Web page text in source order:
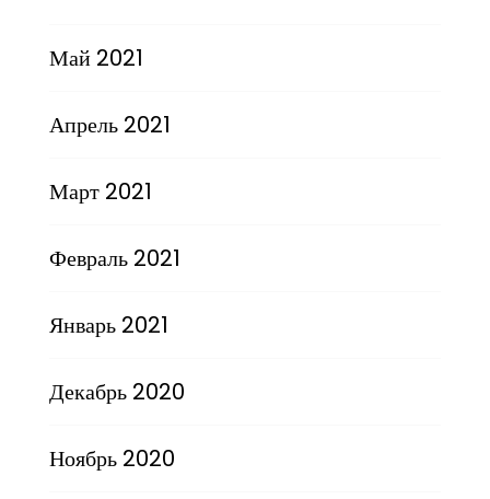
Май 2021
Апрель 2021
Март 2021
Февраль 2021
Январь 2021
Декабрь 2020
Ноябрь 2020